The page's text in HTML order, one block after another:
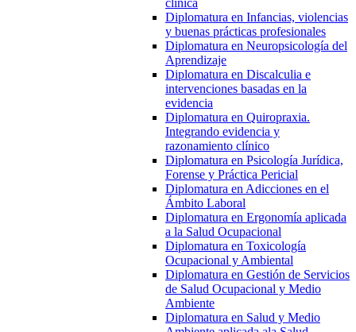
clínica
Diplomatura en Infancias, violencias
y buenas prácticas profesionales
Diplomatura en Neuropsicología del
Aprendizaje
Diplomatura en Discalculia e
intervenciones basadas en la
evidencia
Diplomatura en Quiropraxia.
Integrando evidencia y
razonamiento clínico
Diplomatura en Psicología Jurídica,
Forense y Práctica Pericial
Diplomatura en Adicciones en el
Ámbito Laboral
Diplomatura en Ergonomía aplicada
a la Salud Ocupacional
Diplomatura en Toxicología
Ocupacional y Ambiental
Diplomatura en Gestión de Servicios
de Salud Ocupacional y Medio
Ambiente
Diplomatura en Salud y Medio